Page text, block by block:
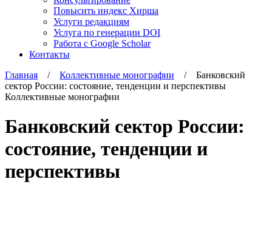
Повысить индекс Хирша
Услуги редакциям
Услуга по генерации DOI
Работа с Google Scholar
Контакты
Главная / Коллективные монографии / Банковский
сектор России: состояние, тенденции и перспективы
Коллективные монографии
Банковский сектор России:
состояние, тенденции и
перспективы